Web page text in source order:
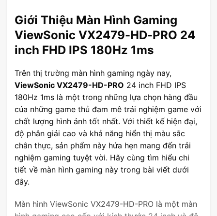
Giới Thiệu Màn Hình Gaming
ViewSonic VX2479-HD-PRO 24
inch FHD IPS 180Hz 1ms
Trên thị trường màn hình gaming ngày nay,
ViewSonic VX2479-HD-PRO 24 inch FHD IPS
180Hz 1ms là một trong những lựa chọn hàng đầu
của những game thủ đam mê trải nghiệm game với
chất lượng hình ảnh tốt nhất. Với thiết kế hiện đại,
độ phân giải cao và khả năng hiển thị màu sắc
chân thực, sản phẩm này hứa hẹn mang đến trải
nghiệm gaming tuyệt vời. Hãy cùng tìm hiểu chi
tiết về màn hình gaming này trong bài viết dưới
đây.
Màn hình ViewSonic VX2479-HD-PRO là một màn